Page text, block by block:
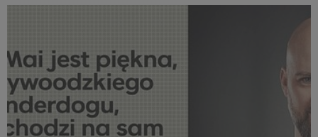
na portalu sport.pl, również z oceną Jędrzeja Hugo-